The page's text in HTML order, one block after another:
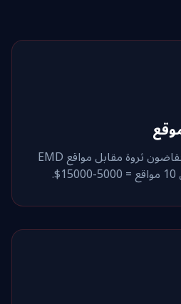
الوكالات والمستقلون يتقاضون ثروة مقابل مواقع EMD